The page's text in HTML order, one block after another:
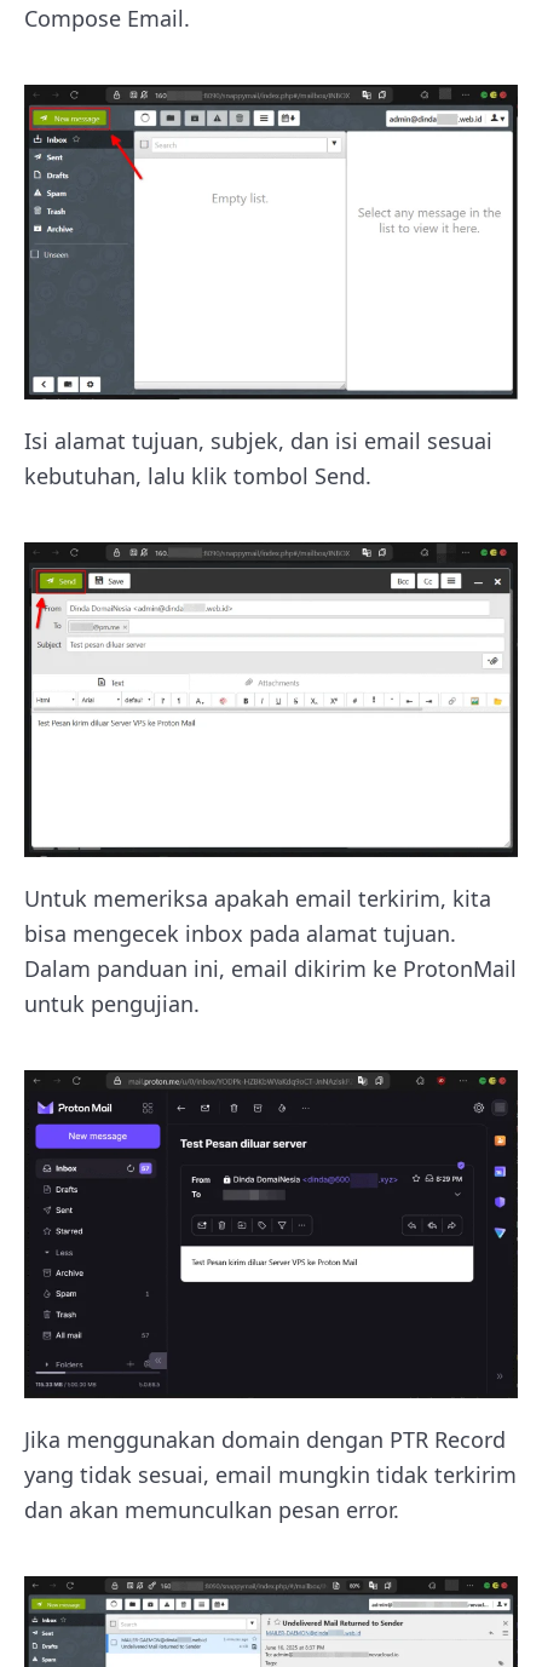
Compose Email.
Isi alamat tujuan, subjek, dan isi email sesuai
kebutuhan, lalu klik tombol Send.
Untuk memeriksa apakah email terkirim, kita
bisa mengecek inbox pada alamat tujuan.
Dalam panduan ini, email dikirim ke ProtonMail
untuk pengujian.
Jika menggunakan domain dengan PTR Record
yang tidak sesuai, email mungkin tidak terkirim
dan akan memunculkan pesan error.